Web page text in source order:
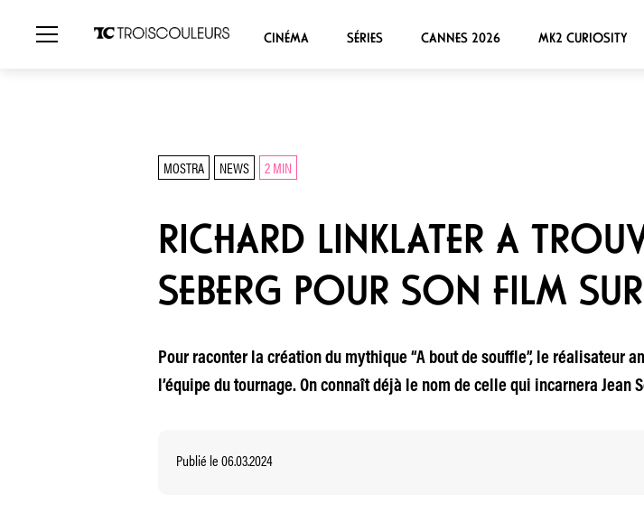
CINÉMA SÉRIES CANNES 2026 MK2 CURIOSITY
MOSTRA NEWS 2 MIN
RICHARD LINKLATER A
SEBERG POUR SON FILM
Pour raconter la création du mythique “A bout de souffle”, le réalisateur
l’équipe du tournage. On connaît déjà le nom de celle qui incarnera Jean
Publié le 06.03.2024